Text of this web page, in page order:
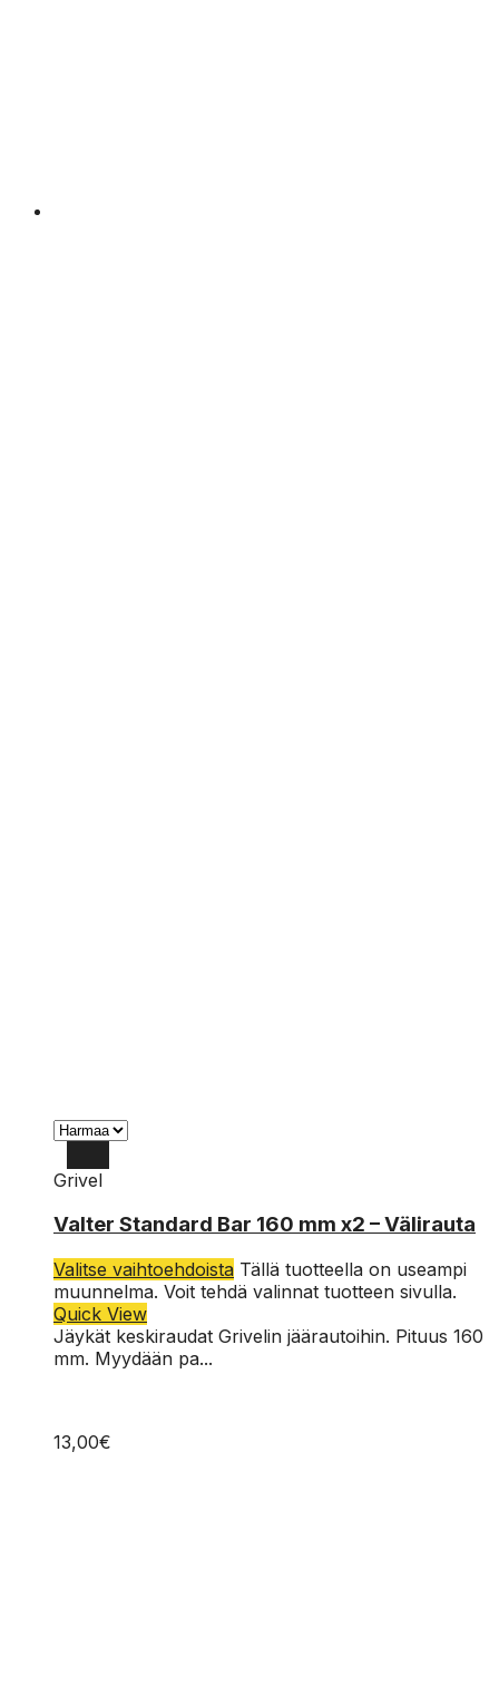
Grivel
Valter Standard Bar 160 mm x2 – Välirauta
Valitse vaihtoehdoista Tällä tuotteella on useampi
muunnelma. Voit tehdä valinnat tuotteen sivulla.
Quick View
Jäykät keskiraudat Grivelin jäärautoihin. Pituus 160
mm. Myydään pa...
13,00€